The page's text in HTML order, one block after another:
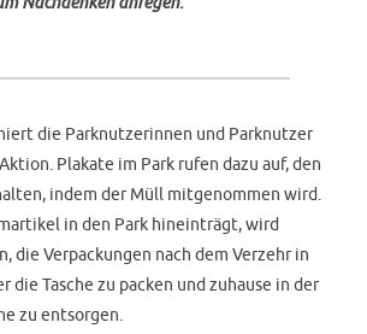
die Parknutzerinnen und Parknutzer
Plakate im Park rufen dazu auf, den
indem der Müll mitgenommen wird.
in den Park hineinträgt, wird
die Verpackungen nach dem Verzehr in
die Tasche zu packen und zuhause in der
zu entsorgen.